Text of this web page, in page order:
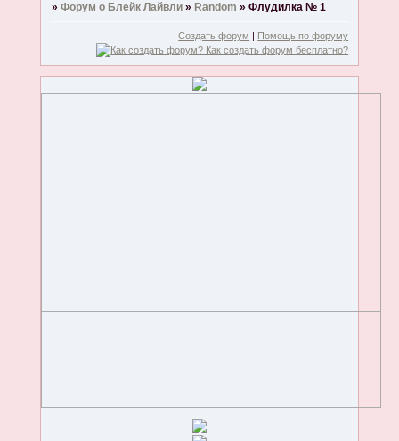
» Форум о Блейк Лайвли » Random » Флудилка № 1
Создать форум | Помощь по форуму